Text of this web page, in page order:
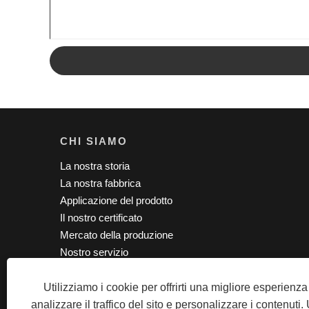
Utilizziamo i cookie per offrirti una migliore
analizzare il traffico del sito e personalizzare i contenuti.
CHI SIAMO
La nostra storia
La nostra fabbrica
Applicazione del prodotto
Il nostro certificato
Mercato della produzione
Nostro servizio
Copyright © 2020 SZ TPS